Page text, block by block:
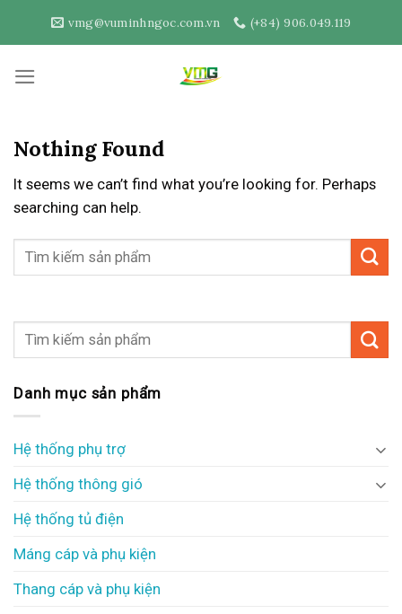
vmg@vuminhngoc.com.vn (+84) 906.049.119
Nothing Found
It seems we can’t find what you’re looking for. Perhaps
searching can help.
Danh mục sản phẩm
Hệ thống phụ trợ
Hệ thống thông gió
Hệ thống tủ điện
Máng cáp và phụ kiện
Thang cáp và phụ kiện